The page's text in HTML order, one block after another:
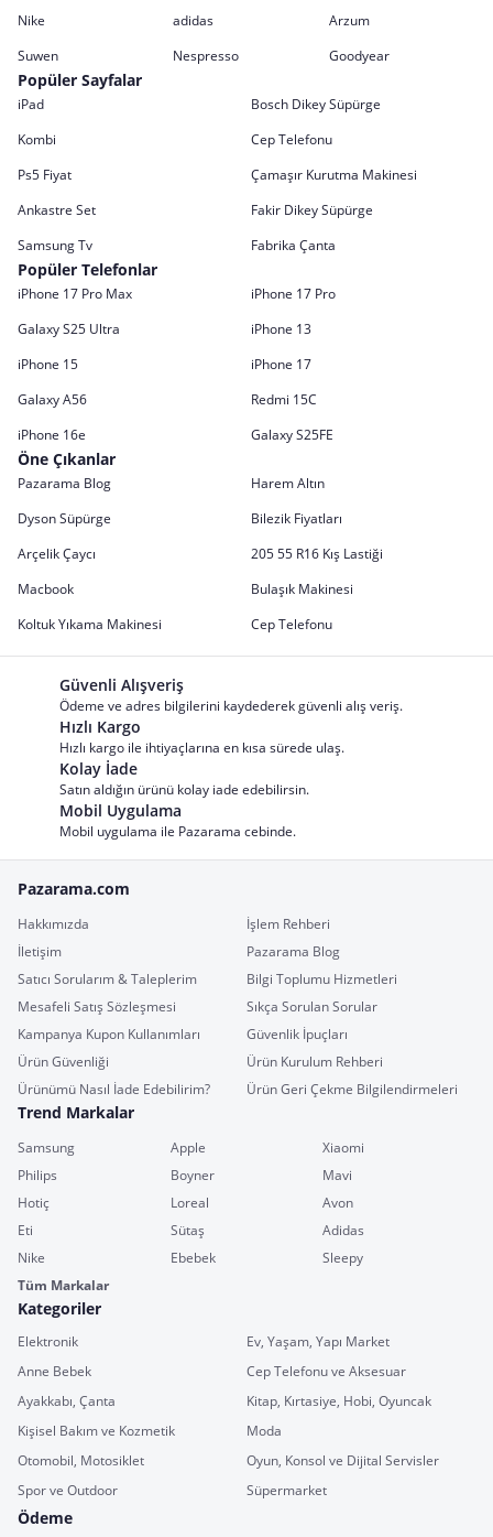
Nike adidas
Arzum
Suwen
Nespresso Goodyear
Popüler Sayfalar
iPad
Bosch Dikey Süpürge
Kombi
Cep Telefonu
Ps5 Fiyat
Çamaşır Kurutma Makinesi
Ankastre Set
Fakir Dikey Süpürge
Samsung Tv
Fabrika Çanta
Popüler Telefonlar
iPhone 17 Pro Max
iPhone 17 Pro
Galaxy S25 Ultra
iPhone 13
iPhone 15
iPhone 17
Galaxy A56
Redmi 15C
iPhone 16e
Galaxy S25FE
Öne Çıkanlar
Pazarama Blog
Harem Altın
Dyson Süpürge
Bilezik Fiyatları
Arçelik Çaycı
205 55 R16 Kış Lastiği
Macbook
Bulaşık Makinesi
Koltuk Yıkama Makinesi
Cep Telefonu
Güvenli Alışveriş
Ödeme ve adres bilgilerini kaydederek güvenli alış veriş.
Hızlı Kargo
Hızlı kargo ile ihtiyaçlarına en kısa sürede ulaş.
Kolay İade
Satın aldığın ürünü kolay iade edebilirsin.
Mobil Uygulama
Mobil uygulama ile Pazarama cebinde.
Pazarama.com
Hakkımızda
İşlem Rehberi
İletişim
Pazarama Blog
Satıcı Sorularım & Taleplerim
Bilgi Toplumu Hizmetleri
Mesafeli Satış Sözleşmesi
Sıkça Sorulan Sorular
Kampanya Kupon Kullanımları
Güvenlik İpuçları
Ürün Güvenliği
Ürün Kurulum Rehberi
Ürünümü Nasıl İade Edebilirim?
Ürün Geri Çekme Bilgilendirmeleri
Trend Markalar
Samsung Apple
Xiaomi
Philips
Boyner
Mavi
Hotiç
Loreal
Avon
Eti
Sütaş
Adidas
Nike
Ebebek
Sleepy
Tüm Markalar
Kategoriler
Elektronik
Ev, Yaşam, Yapı Market
Anne Bebek
Cep Telefonu ve Aksesuar
Ayakkabı, Çanta
Kitap, Kırtasiye, Hobi, Oyuncak
Kişisel Bakım ve Kozmetik
Moda
Otomobil, Motosiklet
Oyun, Konsol ve Dijital Servisler
Spor ve Outdoor
Süpermarket
Ödeme